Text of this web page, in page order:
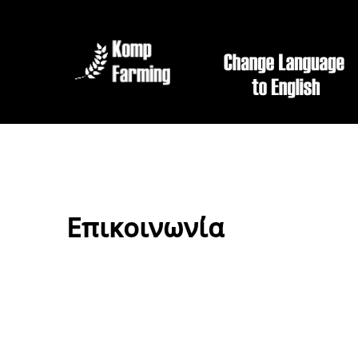
Επικοινωνία